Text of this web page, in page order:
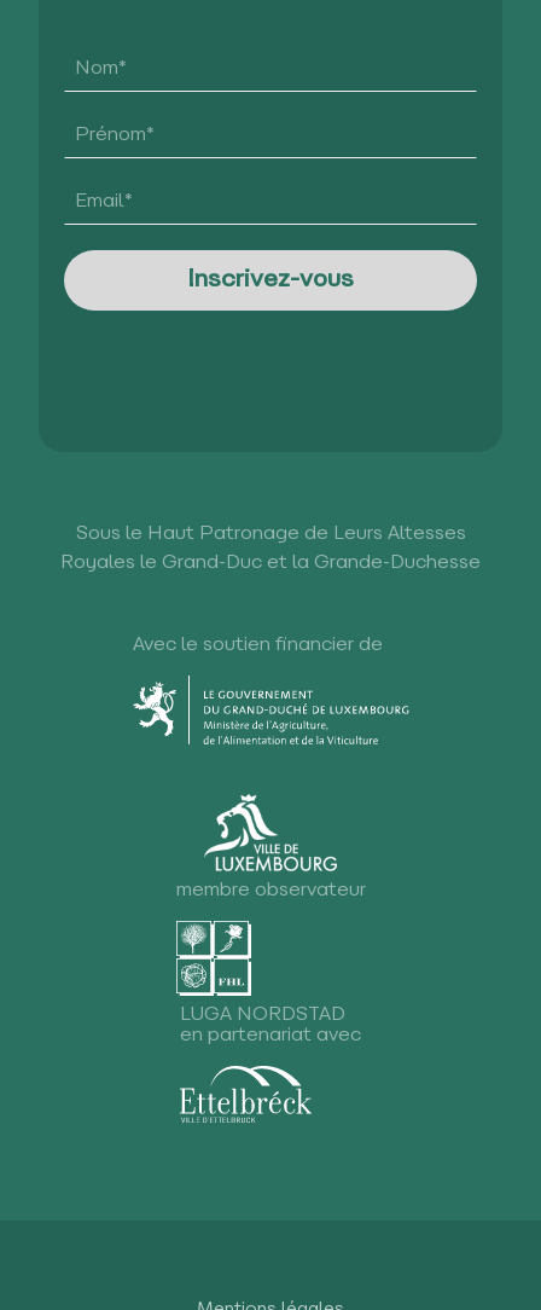
Sous le Haut Patronage de Leurs Altesses
Royales le Grand-Duc et la Grande-Duchesse
Avec le soutien financier de
membre observateur
LUGA NORDSTAD
en partenariat avec